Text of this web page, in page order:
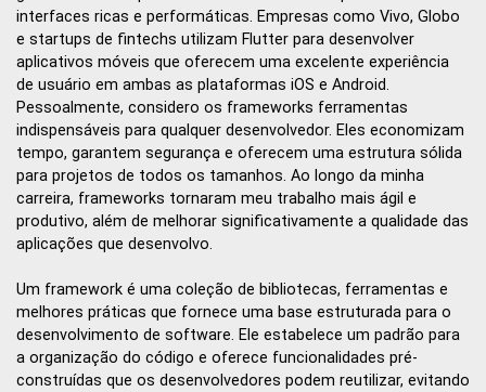
interfaces ricas e performáticas. Empresas como Vivo, Globo
e startups de fintechs utilizam Flutter para desenvolver
aplicativos móveis que oferecem uma excelente experiência
de usuário em ambas as plataformas iOS e Android.
Pessoalmente, considero os frameworks ferramentas
indispensáveis para qualquer desenvolvedor. Eles economizam
tempo, garantem segurança e oferecem uma estrutura sólida
para projetos de todos os tamanhos. Ao longo da minha
carreira, frameworks tornaram meu trabalho mais ágil e
produtivo, além de melhorar significativamente a qualidade das
aplicações que desenvolvo.
Um framework é uma coleção de bibliotecas, ferramentas e
melhores práticas que fornece uma base estruturada para o
desenvolvimento de software. Ele estabelece um padrão para
a organização do código e oferece funcionalidades pré-
construídas que os desenvolvedores podem reutilizar, evitando